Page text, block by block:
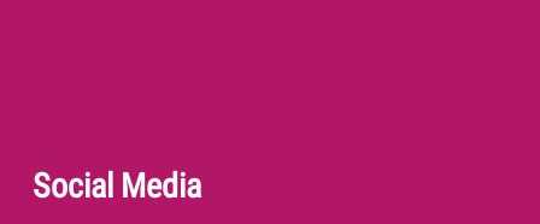
Social Media